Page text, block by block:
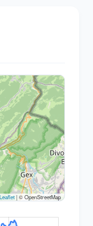
Leaflet|© OpenStreetMap